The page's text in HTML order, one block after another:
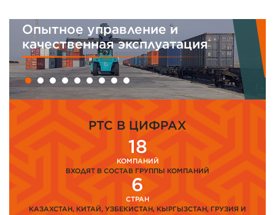
Опытное управление и
качественная эксплуатация
PTC В ЦИФРАХ
18
КОМПАНИЙ
ВХОДЯТ В СОСТАВ ГРУППЫ КОМПАНИЙ
6
СТРАН
КАЗАХСТАН, КИТАЙ, УЗБЕКИСТАН, КЫРГЫЗСТАН, ГРУЗИЯ И